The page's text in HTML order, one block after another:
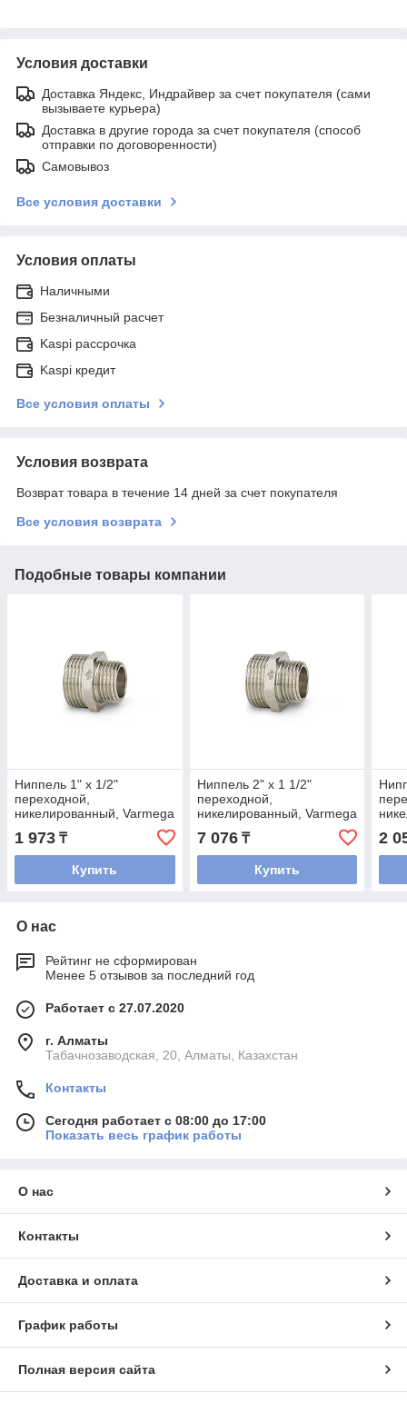
Условия доставки
Доставка Яндекс, Индрайвер за счет покупателя (сами
вызываете курьера)
Доставка в другие города за счет покупателя (способ
отправки по договоренности)
Самовывоз
Все условия доставки
Условия оплаты
Наличными
Безналичный расчет
Kaspi рассрочка
Kaspi кредит
Все условия оплаты
Условия возврата
Возврат товара в течение 14 дней за счет покупателя
Все условия возврата
Подобные товары компании
Ниппель 1" x 1/2"
переходной,
никелированный, Varmega
1 973 ₸
Купить
Ниппель 2" x 1 1/2"
переходной,
никелированный, Varmega
7 076₸
Купить
2
О нас
Рейтинг не сформирован
Менее 5 отзывов за последний год
Работает с 27.07.2020
г. Алматы
Табачнозаводская, 20, Алматы, Казахстан
Контакты
Сегодня работает с 08:00 до 17:00
Показать весь график работы
О нас
Контакты
Доставка и оплата
График работы
Полная версия сайта